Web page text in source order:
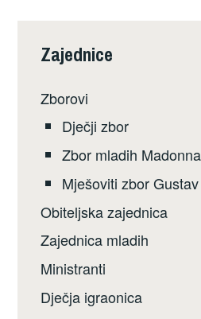
Zajednice
Zborovi
Dječji zbor
Zbor mladih
Mješoviti zbor
Obiteljska zajednica
Zajednica mladih
Ministranti
Dječja igraonica